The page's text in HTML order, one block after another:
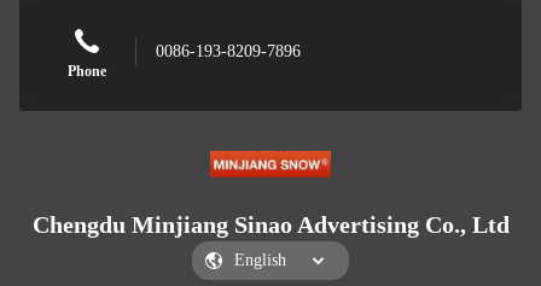
Phone
0086-193-8209-7896
Chengdu Minjiang Sinao Advertising Co., Ltd